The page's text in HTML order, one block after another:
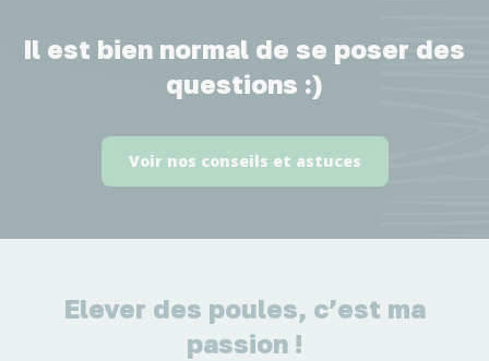
Il est bien normal de se poser des
questions :)
Voir nos conseils et astuces
Elever des poules, c’est ma
passion !